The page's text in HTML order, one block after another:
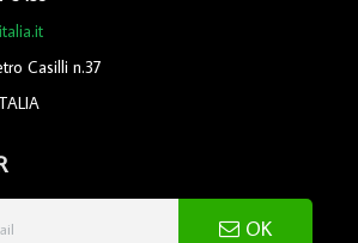
Casilli n.37
OK